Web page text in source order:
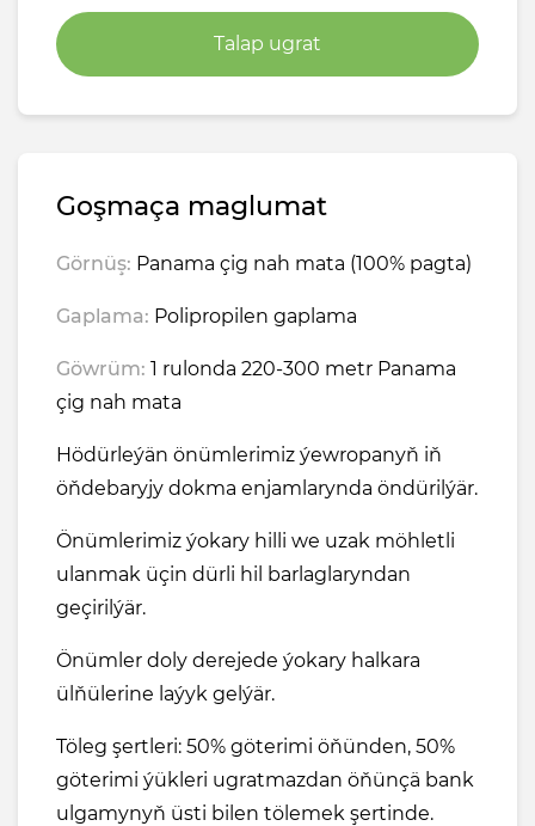
Talap ugrat
Goşmaça maglumat
Görnüş: Panama çig nah mata (100% pagta)
Gaplama: Polipropilen gaplama
Göwrüm: 1 rulonda 220-300 metr Panama
çig nah mata
Hödürleýän önümlerimiz ýewropanyň iň
öňdebaryjy dokma enjamlarynda öndürilýär.
Önümlerimiz ýokary hilli we uzak möhletli
ulanmak üçin dürli hil barlaglaryndan
geçirilýär.
Önümler doly derejede ýokary halkara
ülňülerine laýyk gelýär.
Töleg şertleri: 50% göterimi öňünden, 50%
göterimi ýükleri ugratmazdan öňünçä bank
ulgamynyň üsti bilen tölemek şertinde.